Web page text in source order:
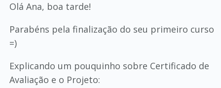
Olá Ana, boa tarde!
Parabéns pela finalização do seu primeiro curso
=)
Explicando um pouquinho sobre Certificado de
Avaliação e o Projeto: